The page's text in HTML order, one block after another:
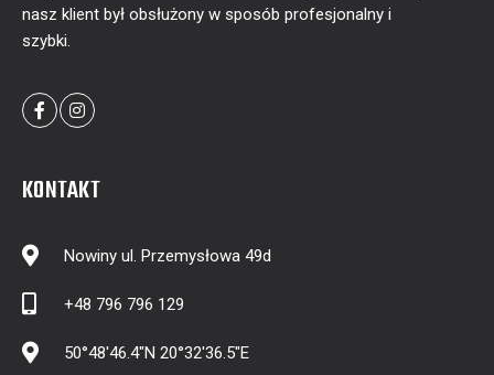
nasz klient był obsłużony w sposób profesjonalny i
szybki.
KONTAKT
Nowiny ul. Przemysłowa 49d
+48 796 796 129
50°48'46.4"N 20°32'36.5"E